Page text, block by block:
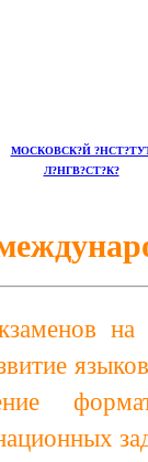
МОСКОВСК?Й
Л?НГВ?СТ?К?
на